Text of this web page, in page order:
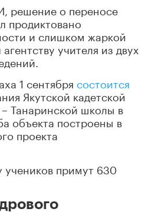
решение о переносе
продиктовано
и слишком жаркой
учителя из двух
1 сентября состоится
Якутской кадетской
Танаринской школы в
объекта построены в
проекта
учеников примут 630